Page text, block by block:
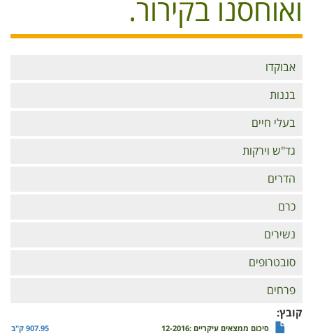
ואוחסנו בקירור.
Branches
אבוקדו
בננות
בעלי חיים
גד"ש וירקות
הדרים
כרם
נשירים
סובטרופים
פרחים
קובץ
סיכום ממצאים עיקריים :12-2016 907.95 ק"ב